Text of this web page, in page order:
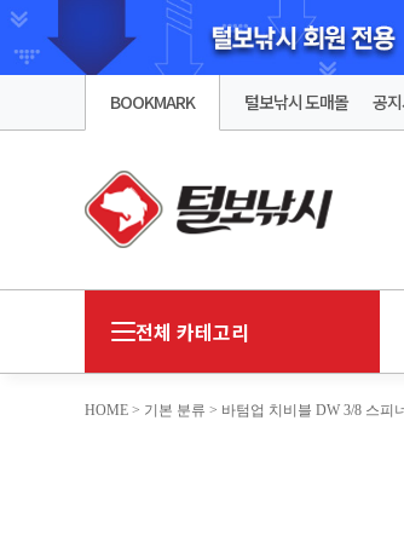
BOOKMARK 털보낚시 도매몰 공
전체 카테고리
HOME > 기본 분류 > 바텀업 치비블 DW 3/8 스피